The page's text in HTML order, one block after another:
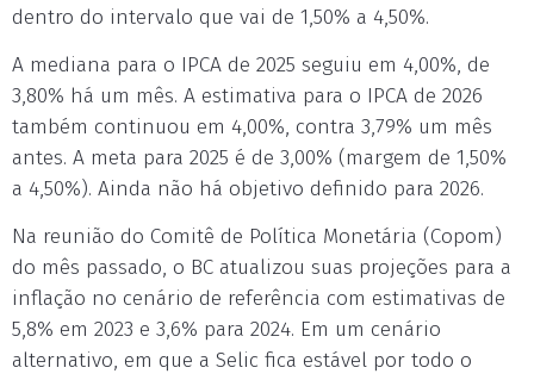
dentro do intervalo que vai de 1,50% a 4,50%.
A mediana para o IPCA de 2025 seguiu em 4,00%, de
3,80% há um mês. A estimativa para o IPCA de 2026
também continuou em 4,00%, contra 3,79% um mês
antes. A meta para 2025 é de 3,00% (margem de 1,50%
a 4,50%). Ainda não há objetivo definido para 2026.
Na reunião do Comitê de Política Monetária (Copom)
do mês passado, o BC atualizou suas projeções para a
inflação no cenário de referência com estimativas de
5,8% em 2023 e 3,6% para 2024. Em um cenário
alternativo, em que a Selic fica estável por todo o